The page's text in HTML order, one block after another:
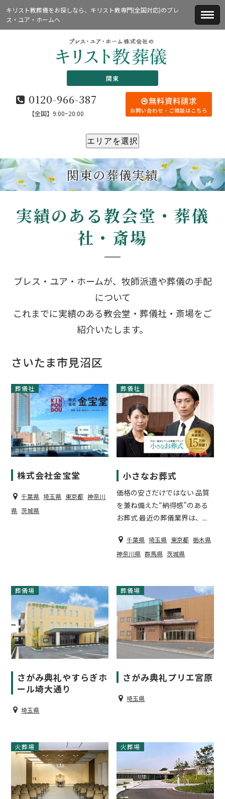
キリスト教葬儀をお探しなら、キリスト教専門(全国対応)のブレ
ス・ユア・ホームへ
関東
無料資料請求
お問い合わせ・ご相談はこちら
0120-966-387
【全国】9:00~20:00
エリアを選択
関東の葬儀実績
実績のある教会堂・葬儀
社・斎場
ブレス・ユア・ホームが、牧師派遣や葬儀の手配
について
これまでに実績のある教会堂・葬儀社・斎場をご
紹介いたします。
さいたま市見沼区
葬儀社
株式会社金宝堂
千葉県 埼玉県 東京都 神奈川
県 茨城県
葬儀社
小さなお葬式
価格の安さだけではない 品質
を兼ね備えた“納得感”のある
お葬式 最近の葬儀業界は、...
千葉県 埼玉県 東京都 栃木県
神奈川県 群馬県 茨城県
葬儀場
さがみ典礼やすらぎホ
ール埼大通り
埼玉県
葬儀場
さがみ典礼プリエ宮原
埼玉県
火葬場 火葬場